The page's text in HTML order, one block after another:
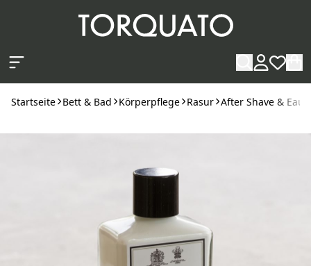
Startseite Bett & Bad Körperpflege Rasur After Shave & Eau